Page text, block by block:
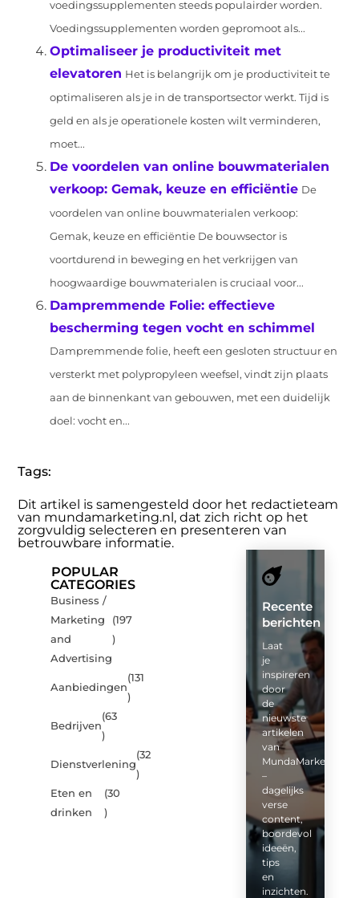
voedingssupplementen steeds populairder worden.
Voedingssupplementen worden gepromoot als...
Optimaliseer je productiviteit met
elevatoren Het is belangrijk om je productiviteit te
optimaliseren als je in de transportsector werkt. Tijd is
geld en als je operationele kosten wilt verminderen,
moet...
De voordelen van online bouwmaterialen
verkoop: Gemak, keuze en efficiëntie De
voordelen van online bouwmaterialen verkoop:
Gemak, keuze en efficiëntie De bouwsector is
voortdurend in beweging en het verkrijgen van
hoogwaardige bouwmaterialen is cruciaal voor...
Dampremmende Folie: effectieve
bescherming tegen vocht en schimmel
Dampremmende folie, heeft een gesloten structuur en
versterkt met polypropyleen weefsel, vindt zijn plaats
aan de binnenkant van gebouwen, met een duidelijk
doel: vocht en...
Tags:
Dit artikel is samengesteld door het redactieteam
van mundamarketing.nl, dat zich richt op het
zorgvuldig selecteren en presenteren van
betrouwbare informatie.
POPULAR
CATEGORIES
Business /
Marketing
and
Advertising
(197
)
Aanbiedingen
(131
)
Bedrijven
(63
)
Dienstverlening
(32
)
Eten en
drinken
(30
)
Recente
berichten
Laat
je
inspireren
door
de
nieuwste
artikelen
van
MundaMarketing.nl
–
dagelijks
verse
content,
boordevol
ideeën,
tips
en
inzichten.